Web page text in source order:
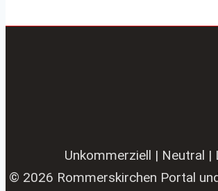
Unkommerziell | Neutral |
© 2026 Rommerskirchen Portal